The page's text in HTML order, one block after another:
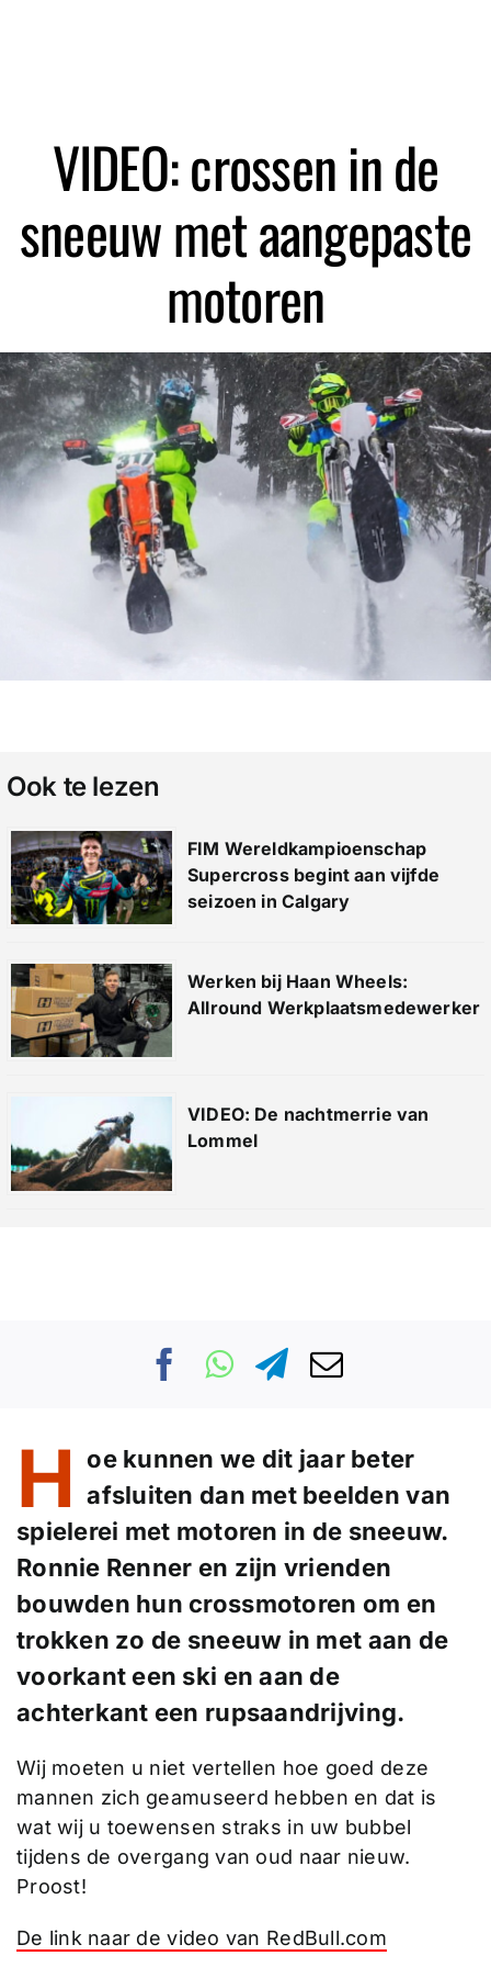
VIDEO: crossen in de
sneeuw met aangepaste
motoren
Ook te lezen
FIM Wereldkampioenschap
Supercross begint aan vijfde
seizoen in Calgary
Werken bij Haan Wheels:
Allround Werkplaatsmedewerker
VIDEO: De nachtmerrie van
Lommel
H
oe kunnen we dit jaar beter
afsluiten dan met beelden van
spielerei met motoren in de sneeuw.
Ronnie Renner en zijn vrienden
bouwden hun crossmotoren om en
trokken zo de sneeuw in met aan de
voorkant een ski en aan de
achterkant een rupsaandrijving.
Wij moeten u niet vertellen hoe goed deze
mannen zich geamuseerd hebben en dat is
wat wij u toewensen straks in uw bubbel
tijdens de overgang van oud naar nieuw.
Proost!
De link naar de video van RedBull.com